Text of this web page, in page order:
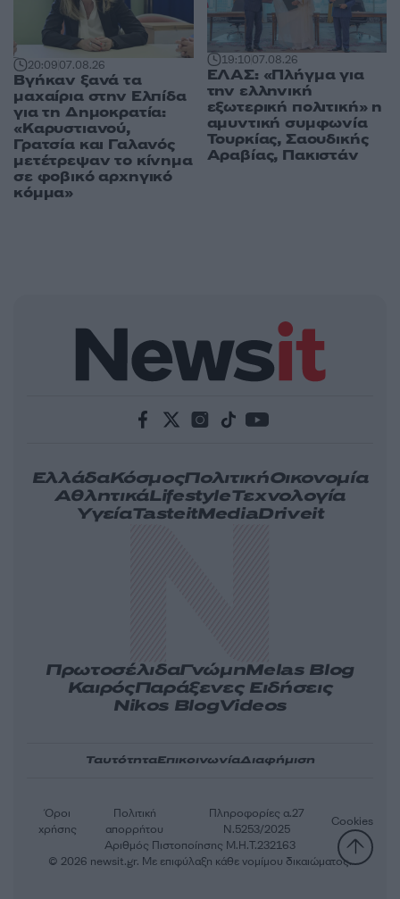
20:0907.08.26
Βγήκαν ξανά τα
μαχαίρια στην Ελπίδα
για τη Δημοκρατία:
«Καρυστιανού,
Γρατσία και Γαλανός
μετέτρεψαν το κίνημα
σε φοβικό αρχηγικό
κόμμα»
19:1007.08.26
ΕΛΑΣ: «Πλήγμα για
την ελληνική
εξωτερική πολιτική» η
αμυντική συμφωνία
Τουρκίας, Σαουδικής
Αραβίας, Πακιστάν
ΕλλάδαΚόσμοςΠολιτικήΟικονομία
ΑθλητικάLifestyleΤεχνολογία
ΥγείαTasteitMediaDriveit
ΠρωτοσέλιδαΓνώμηMelas Blog
ΚαιρόςΠαράξενες Ειδήσεις
Nikos BlogVideos
ΤαυτότηταΕπικοινωνίαΔιαφήμιση
Αριθμός Πιστοποίησης Μ.Η.Τ.232163
Όροι
χρήσης
Πολιτική
απορρήτου
Πληροφορίες α.27
Ν.5253/2025
Cookies
© 2026 newsit.gr. Με επιφύλαξη κάθε νομίμου δικαιώματος.